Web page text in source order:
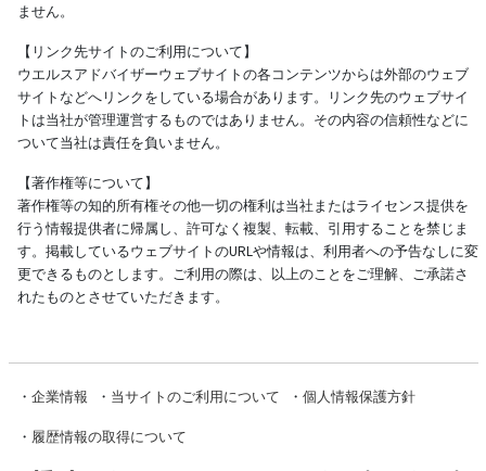
ません。
【リンク先サイトのご利用について】
ウエルスアドバイザーウェブサイトの各コンテンツからは外部のウェブ
サイトなどへリンクをしている場合があります。リンク先のウェブサイ
トは当社が管理運営するものではありません。その内容の信頼性などに
ついて当社は責任を負いません。
【著作権等について】
著作権等の知的所有権その他一切の権利は当社またはライセンス提供を
行う情報提供者に帰属し、許可なく複製、転載、引用することを禁じま
す。掲載しているウェブサイトのURLや情報は、利用者への予告なしに変
更できるものとします。ご利用の際は、以上のことをご理解、ご承諾さ
れたものとさせていただきます。
・ 企業情報 ・ 当サイトのご利用について ・ 個人情報保護方針
・ 履歴情報の取得について